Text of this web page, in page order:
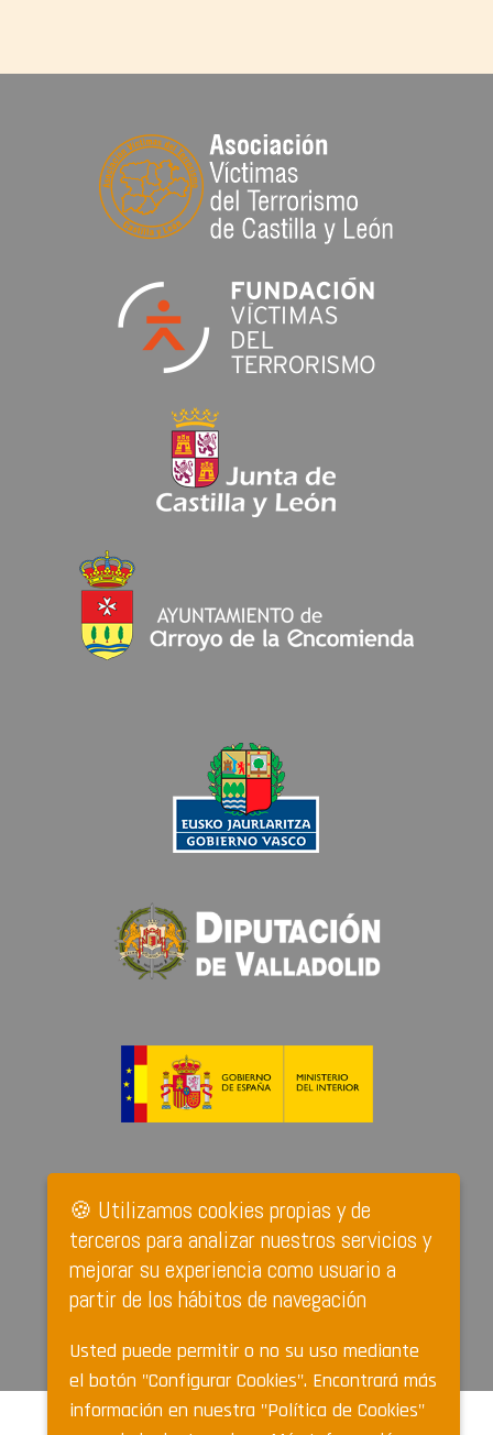
🍪 Utilizamos cookies propias y de
terceros para analizar nuestros servicios y
mejorar su experiencia como usuario a
partir de los hábitos de navegación
Usted puede permitir o no su uso mediante
el botón "Configurar Cookies". Encontrará más
información en nuestra "Política de Cookies"